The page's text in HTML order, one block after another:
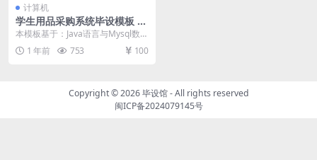
计算机
学生用品采购系统毕设模板 毕
业设计模板及毕业论文与开题
本模板基于：Java语言与Mysql数据
库开发 系统功能实现 这个环节需要
使用前...
1 年前 753 100
Copyright © 2026毕设馆- All rights reserved
闽ICP备2024079145号